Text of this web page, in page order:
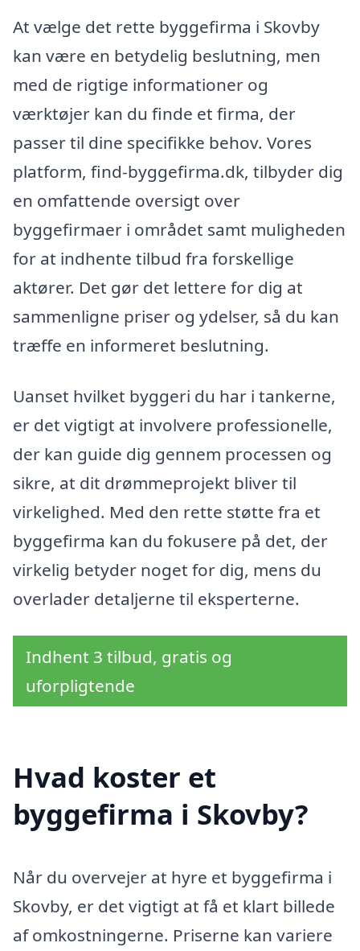
At vælge det rette byggefirma i Skovby
kan være en betydelig beslutning, men
med de rigtige informationer og
værktøjer kan du finde et firma, der
passer til dine specifikke behov. Vores
platform, find-byggefirma.dk, tilbyder dig
en omfattende oversigt over
byggefirmaer i området samt muligheden
for at indhente tilbud fra forskellige
aktører. Det gør det lettere for dig at
sammenligne priser og ydelser, så du kan
træffe en informeret beslutning.
Uanset hvilket byggeri du har i tankerne,
er det vigtigt at involvere professionelle,
der kan guide dig gennem processen og
sikre, at dit drømmeprojekt bliver til
virkelighed. Med den rette støtte fra et
byggefirma kan du fokusere på det, der
virkelig betyder noget for dig, mens du
overlader detaljerne til eksperterne.
Indhent 3 tilbud, gratis og
uforpligtende
Hvad koster et
byggefirma i Skovby?
Når du overvejer at hyre et byggefirma i
Skovby, er det vigtigt at få et klart billede
af omkostningerne. Priserne kan variere